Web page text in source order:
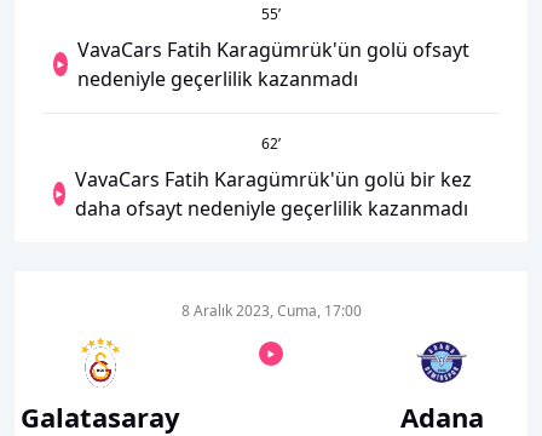
55’
VavaCars Fatih Karagümrük'ün golü ofsayt
nedeniyle geçerlilik kazanmadı
62’
VavaCars Fatih Karagümrük'ün golü bir kez
daha ofsayt nedeniyle geçerlilik kazanmadı
Galatasaray
8 Aralık 2023, Cuma, 17:00
Adana